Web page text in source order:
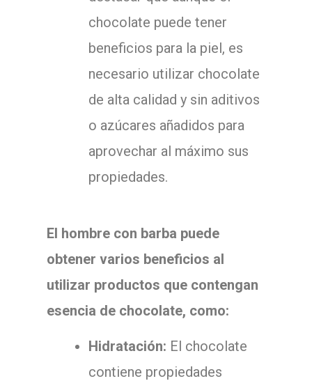
chocolate puede tener
beneficios para la piel, es
necesario utilizar chocolate
de alta calidad y sin aditivos
o azúcares añadidos para
aprovechar al máximo sus
propiedades.
El hombre con barba puede
obtener varios beneficios al
utilizar productos que contengan
esencia de chocolate, como:
Hidratación: El chocolate
contiene propiedades